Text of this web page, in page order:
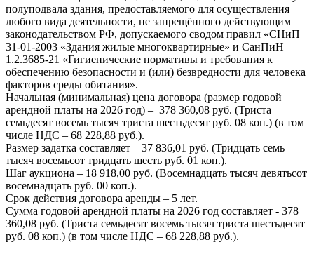
полуподвала здания, предоставляемого для осуществления
любого вида деятельности, не запрещённого действующим
законодательством РФ, допускаемого сводом правил «СНиП
31-01-2003 «Здания жилые многоквартирные» и СанПиН
1.2.3685-21 «Гигиенические нормативы и требования к
обеспечению безопасности и (или) безвредности для человека
факторов среды обитания».
Начальная (минимальная) цена договора (размер годовой
арендной платы на 2026 год) – 378 360,08 руб. (Триста
семьдесят восемь тысяч триста шестьдесят руб. 08 коп.) (в том
числе НДС – 68 228,88 руб.).
Размер задатка составляет – 37 836,01 руб. (Тридцать семь
тысяч восемьсот тридцать шесть руб. 01 коп.).
Шаг аукциона – 18 918,00 руб. (Восемнадцать тысяч девятьсот
восемнадцать руб. 00 коп.).
Срок действия договора аренды – 5 лет.
Сумма годовой арендной платы на 2026 год составляет - 378
360,08 руб. (Триста семьдесят восемь тысяч триста шестьдесят
руб. 08 коп.) (в том числе НДС – 68 228,88 руб.).